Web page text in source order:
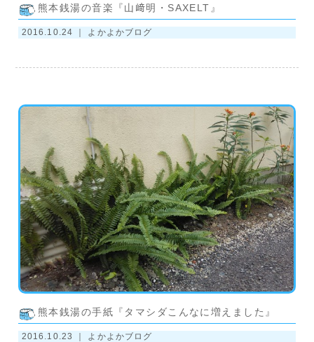
熊本銭湯の音楽『山﨑明・SAXELT』
2016.10.24 ｜ よかよかブログ
熊本銭湯の手紙『タマシダこんなに増えました』
2016.10.23 ｜ よかよかブログ